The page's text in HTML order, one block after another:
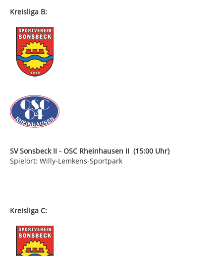
Kreisliga B:
SV Sonsbeck II - OSC Rheinhausen II (15:00 Uhr)
Spielort: Willy-Lemkens-Sportpark
Kreisliga C: